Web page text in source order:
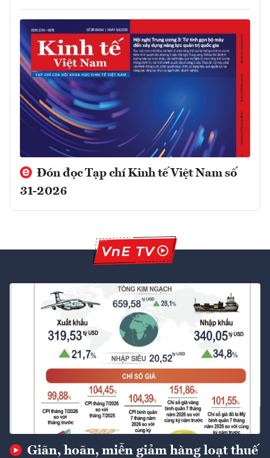
Đón đọc Tạp chí Kinh tế Việt Nam số
31-2026
Giãn, hoãn, miễn giảm hàng loạt thuế